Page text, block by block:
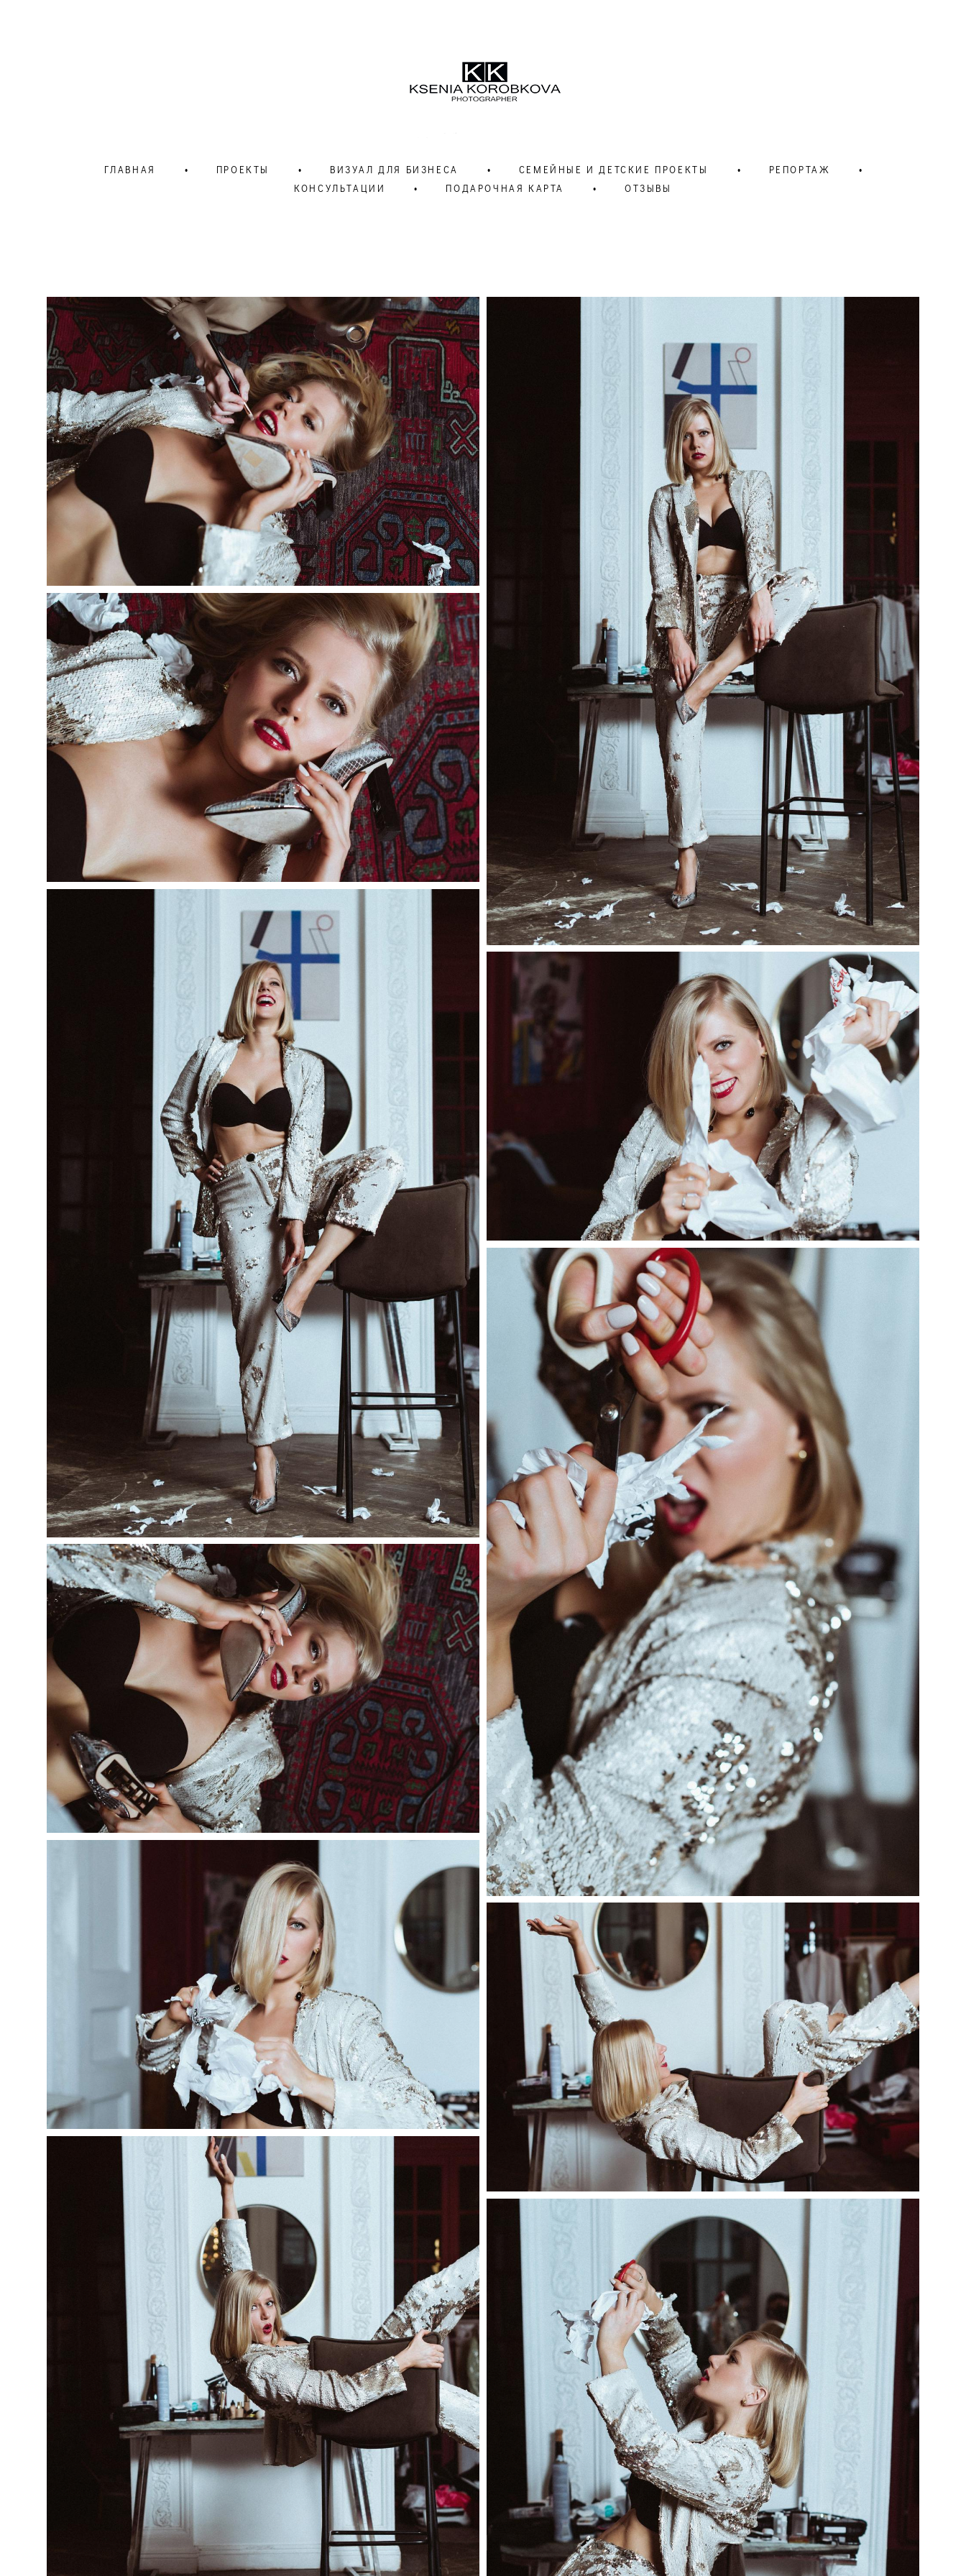
ГЛАВНАЯ • ПРОЕКТЫ • ВИЗУАЛ ДЛЯ БИЗНЕСА • СЕМЕЙНЫЕ И ДЕТСКИЕ ПРОЕКТЫ • РЕПОРТАЖ
•
КОНСУЛЬТАЦИИ
• ПОДАРОЧНАЯ КАРТА • ОТЗЫВЫ